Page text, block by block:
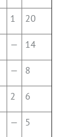
1 20
— 14
— 8
2 6
— 5